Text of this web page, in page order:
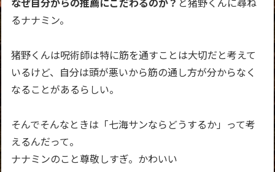
るナナミン。
猪野くんは呪術師は特に筋を通すことは大切だと考えて
いるけど、自分は頭が悪いから筋の通し方が分からなく
なることがあるらしい。
そんでそんなときは「七海サンならどうするか」って考
えるんだって。
ナナミンのこと尊敬しすぎ。かわいい